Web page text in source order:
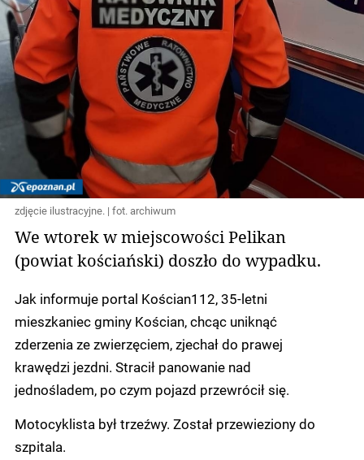
zdjęcie ilustracyjne. | fot. archiwum
We wtorek w miejscowości Pelikan
(powiat kościański) doszło do wypadku.
Jak informuje portal Kościan112, 35-letni
mieszkaniec gminy Kościan, chcąc uniknąć
zderzenia ze zwierzęciem, zjechał do prawej
krawędzi jezdni. Stracił panowanie nad
jednośladem, po czym pojazd przewrócił się.
Motocyklista był trzeźwy. Został przewieziony do
szpitala.